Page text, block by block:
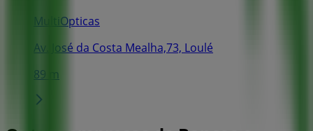
MultiOpticas
Av. José da Costa Mealha,73, Loulé
89 m